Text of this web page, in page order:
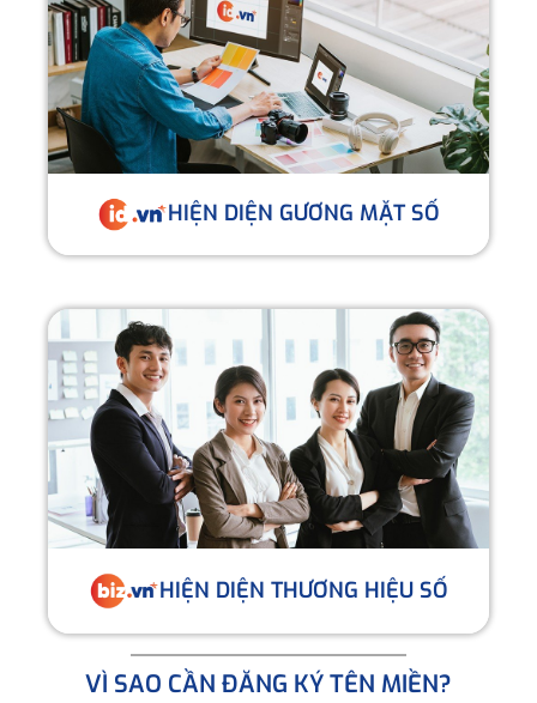
HIỆN DIỆN GƯƠNG MẶT SỐ
HIỆN DIỆN THƯƠNG HIỆU SỐ
VÌ SAO CẦN ĐĂNG KÝ TÊN MIỀN?